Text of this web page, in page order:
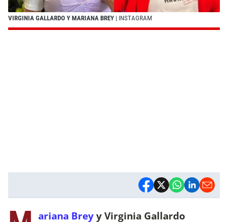
VIRGINIA GALLARDO Y MARIANA BREY | INSTAGRAM
ariana Breyy Virginia Gallardo